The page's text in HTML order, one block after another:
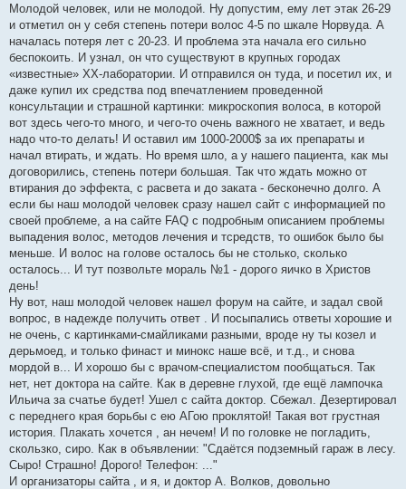
щ
е
и
е
Молодой человек, или не молодой. Ну допустим, ему лет этак 26-29
и отметил он у себя степень потери волос 4-5 по шкале Норвуда. А
началась потеря лет с 20-23. И проблема эта начала его сильно
беспокоить. И узнал, он что существуют в крупных городах
«известные» ХХ-лаборатории. И отправился он туда, и посетил их, и
даже купил их средства под впечатлением проведенной
консультации и страшной картинки: микроскопия волоса, в которой
вот здесь чего-то много, и чего-то очень важного не хватает, и ведь
надо что-то делать! И оставил им 1000-2000$ за их препараты и
начал втирать, и ждать. Но время шло, а у нашего пациента, как мы
договорились, степень потери большая. Так что ждать можно от
втирания до эффекта, с расвета и до заката - бесконечно долго. А
если бы наш молодой человек сразу нашел сайт с информацией по
своей проблеме, а на сайте FAQ с подробным описанием проблемы
выпадения волос, методов лечения и тсредств, то ошибок было бы
меньше. И волос на голове осталось бы не столько, сколько
осталось... И тут позвольте мораль №1 - дорого яичко в Христов
день!
Ну вот, наш молодой человек нашел форум на сайте, и задал свой
вопрос, в надежде получить ответ . И посыпались ответы хорошие и
не очень, с картинками-смайликами разными, вроде ну ты козел и
дерьмоед, и только финаст и минокс наше всё, и т.д., и снова
мордой в... И хорошо бы с врачом-специалистом пообщаться. Так
нет, нет доктора на сайте. Как в деревне глухой, где ещё лампочка
Ильича за счатье будет! Ушел с сайта доктор. Сбежал. Дезертировал
с переднего края борьбы с ею АГою проклятой! Такая вот грустная
история. Плакать хочется , ан нечем! И по головке не погладить,
скользко, сиро. Как в объявлении: "Сдаётся подземный гараж в лесу.
Сыро! Страшно! Дорого! Телефон: ..."
И организаторы сайта , и я, и доктор А. Волков, довольно